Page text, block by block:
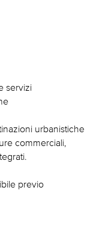
servizi
urbanistiche
commerciali,
previo